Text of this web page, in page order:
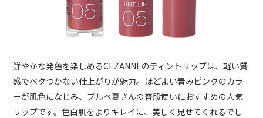
鮮やかな発色を楽しめるCEZANNEのティントリップは、軽い質
感でベタつかない仕上がりが魅力。ほどよい青みピンクのカラ
ーが肌色になじみ、ブルベ夏さんの普段使いにおすすめの人気
リップです。色白肌をよりキレイに、美しく見せてくれるでし